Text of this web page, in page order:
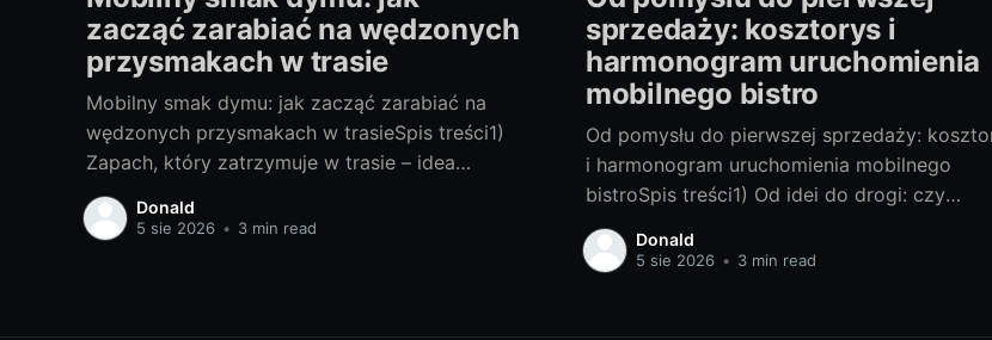
zacząć zarabiać na wędzonych
przysmakach w trasie
Mobilny smak dymu: jak zacząć zarabiać na
wędzonych przysmakach w trasieSpis treści1)
Zapach, który zatrzymuje w trasie – idea
mobilnego wędzenia- Dlaczego dym “sprzedaje
się” na kołach- Kto kupuje: kierowcy, turyści,
Donald
5 sie 2026 • 3 min read
sprzedaży: kosztorys i
harmonogram uruchomienia
mobilnego bistro
Od pomysłu do pierwszej sprzedaży:
i harmonogram uruchomienia mobilnego
bistroSpis treści1) Od idei do drogi: czy
mobilne bistro to biznes dla Ciebie?- Plusy i
minusy food trucka vs. przyczepy- Kluczowe
Donald
5 sie 2026 • 3 min read